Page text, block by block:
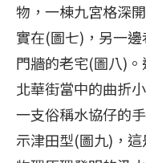
物，一棟九宮格深
實在(圖七)，另一
門牆的老宅(圖八)
北華街當中的曲折
一支俗稱水協仔的
示津田型(圖九)，